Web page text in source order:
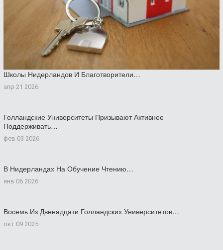
Школы Нидерландов И Благотворители…
апр 21 2026
Голландские Университеты Призывают Активнее
Поддерживать…
фев 03 2026
В Нидерландах На Обучение Чтению…
янв 06 2026
Восемь Из Двенадцати Голландских Университетов…
окт 09 2025